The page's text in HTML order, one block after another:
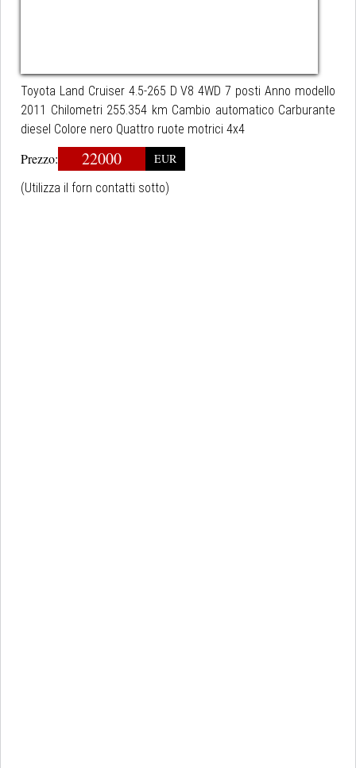
Toyota Land Cruiser 4.5-265 D V8 4WD 7 posti Anno modello
2011 Chilometri 255.354 km Cambio automatico Carburante
diesel Colore nero Quattro ruote motrici 4x4
Prezzo: 22000
EUR
(Utilizza il forn contatti sotto)